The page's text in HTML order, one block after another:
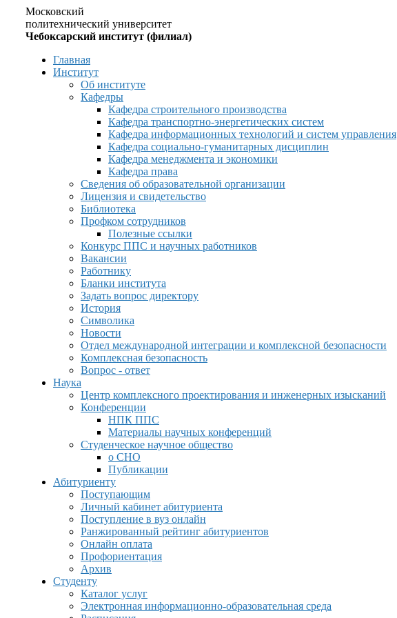
Московский
политехнический университет
Чебоксарский институт (филиал)
Главная
Институт
Об институте
Кафедры
Кафедра строительного производства
Кафедра транспортно-энергетических систем
Кафедра информационных технологий и систем управления
Кафедра социально-гуманитарных дисциплин
Кафедра менеджмента и экономики
Кафедра права
Сведения об образовательной организации
Лицензия и свидетельство
Библиотека
Профком сотрудников
Полезные ссылки
Конкурс ППС и научных работников
Вакансии
Работнику
Бланки института
Задать вопрос директору
История
Символика
Новости
Отдел международной интеграции и комплексной безопасности
Комплексная безопасность
Вопрос - ответ
Наука
Центр комплексного проектирования и инженерных изысканий
Конференции
НПК ППС
Материалы научных конференций
Студенческое научное общество
о СНО
Публикации
Абитуриенту
Поступающим
Личный кабинет абитуриента
Поступление в вуз онлайн
Ранжированный рейтинг абитуриентов
Онлайн оплата
Профориентация
Архив
Студенту
Каталог услуг
Электронная информационно-образовательная среда